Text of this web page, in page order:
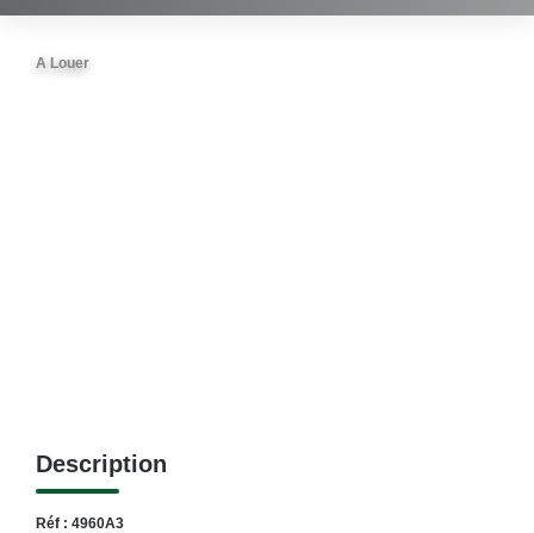
A Louer
Description
Réf : 4960A3